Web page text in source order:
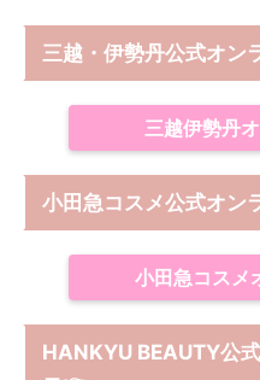
三越・伊勢丹公式オン
三越伊勢丹
小田急コスメ公式オン
小田急コスメ
HANKYU BEAUTY公